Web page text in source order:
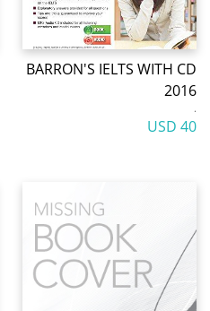
BARRON'S IELTS WITH CD
2016
.
40 USD